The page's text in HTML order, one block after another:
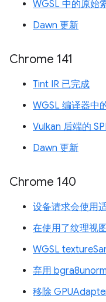
WGSL 中的原始
Dawn 更新
Chrome 141
Tint IR 已完成
WGSL 编译器中
Vulkan 后端的
Dawn 更新
Chrome 140
设备请求会使用
在使用了纹理视
WGSL
弃用
移除